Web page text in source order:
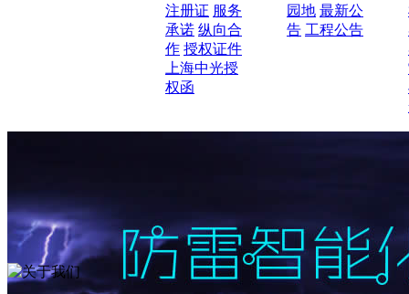
注册证 服务
承诺 纵向合
作 授权证件
上海中光授
权函
园地 最新公
告 工程公告